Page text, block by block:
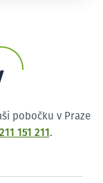
pobočku v Praze
151 211 .